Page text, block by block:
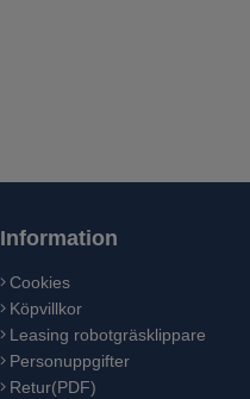
Information
Cookies
Köpvillkor
Leasing robotgräsklippare
Personuppgifter
Retur(PDF)